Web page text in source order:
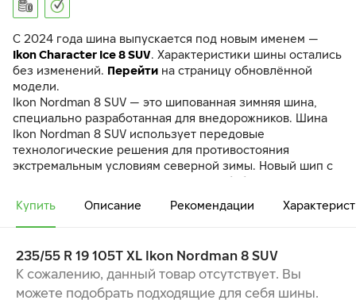
C 2024 года шина выпускается под новым именем —
Ikon Character Ice 8 SUV. Характеристики шины остались
без изменений. Перейти на страницу обновлённой
модели.
Ikon Nordman 8 SUV — это шипованная зимняя шина,
специально разработанная для внедорожников. Шина
Ikon Nordman 8 SUV использует передовые
технологические решения для противостояния
экстремальным условиям северной зимы. Новый шип с
износостойким элементом в форме “бабочки”
мягкое воздействие на дорожное покрытие. Впервые в
шине Ikon Nordman 8 SUV было увеличено количество
с моделью-предшественницей. Распределение шипов
оптимизировано, шипы стоят не рядами, а равномерно
распределены по всей площади протектора.
Купить Описание Рекомендации
235/55 R 19 105T XL Ikon Nordman 8 SUV
К сожалению, данный товар отсутствует. Вы
можете подобрать подходящие для себя шины.